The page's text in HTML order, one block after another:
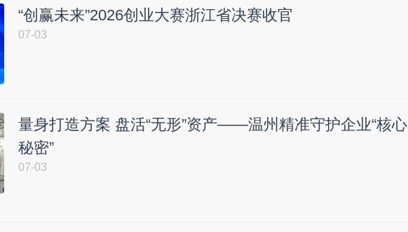
“创赢未来”2026创业大赛浙江省决赛收官
07-03
量身打造方案 盘活“无形”资产——温州精准守护企业“核心
秘密”
07-03